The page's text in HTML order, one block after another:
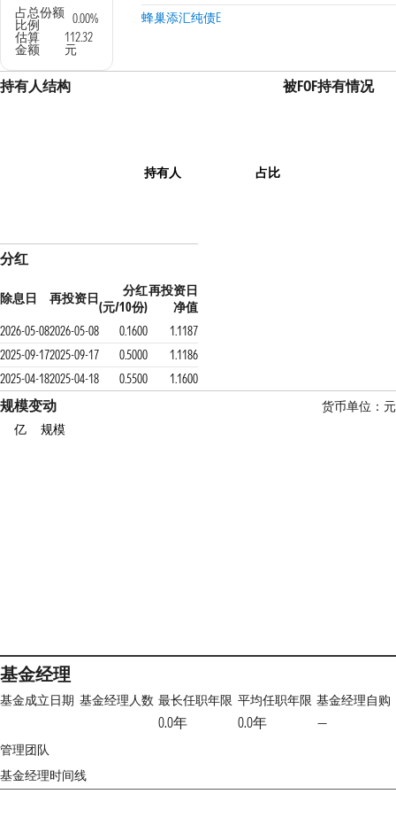
占总份额
比例
0.00%
估算
金额
112.32
元
蜂巢添汇纯债E
持有人结构
持有人 占比
被FOF持有情况
分红
除息日 再投资日
分红
(元/10份)
再投资日
净值
2026-05-082026-05-08 0.1600
1.1187
2025-09-172025-09-17 0.5000
1.1186
2025-04-182025-04-18 0.5500 1.1600
规模变动
货币单位：元
亿
规模
基金经理
基金成立日期 基金经理人数 最长任职年限
0.0年
平均任职年限
0.0年
基金经理自购
—
管理团队
基金经理时间线